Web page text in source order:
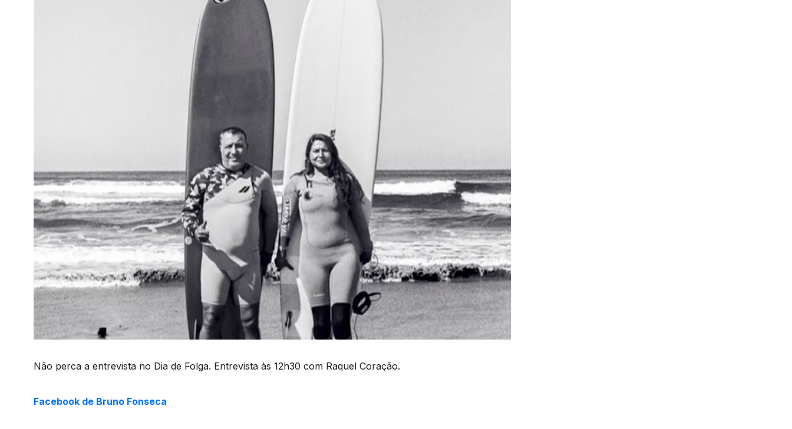
Não perca a entrevista no Dia de Folga. Entrevista às 12h30 com Raquel Coração.
Facebook de Bruno Fonseca